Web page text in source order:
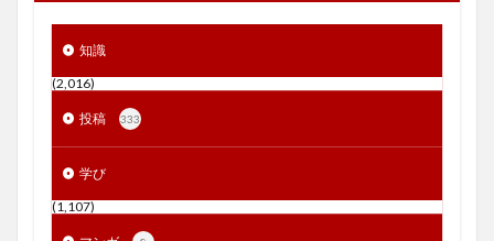
知識
(2,016)
投稿 333
学び
(1,107)